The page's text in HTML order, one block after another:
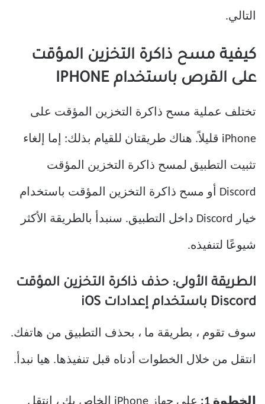
التالي.
كيفية مسح ذاكرة التخزين المؤقت
على القرص باستخدام IPHONE
تختلف عملية مسح ذاكرة التخزين المؤقت على
iPhone قليلاً. هناك طريقتان للقيام بذلك: إما إلغاء
تثبيت التطبيق لمسح ذاكرة التخزين المؤقت
Discord أو مسح ذاكرة التخزين المؤقت باستخدام
خيار Discord داخل التطبيق. سنبدأ بالطريقة الأكثر
شيوعًا لتنفيذه.
الطريقة الأولى: حذف ذاكرة التخزين المؤقت
Discord باستخدام إعدادات iOS
سوف تقوم ، بطريقة ما ، بحذف التطبيق من هاتفك.
انتقل من خلال الخطوات أدناه قبل تنفيذها. هيا نبدأ.